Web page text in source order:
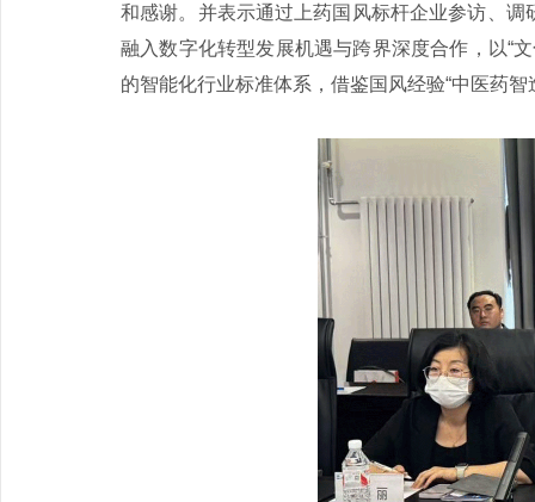
和感谢。并表示通过上药国风标杆企业参访、
融入数字化转型发展机遇与跨界深度合作，以“
的智能化行业标准体系，借鉴国风经验“中医药